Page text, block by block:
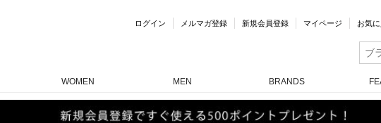
ログイン メルマガ登録 新規会員登録 マイページ お気
WOMEN MEN BRANDS